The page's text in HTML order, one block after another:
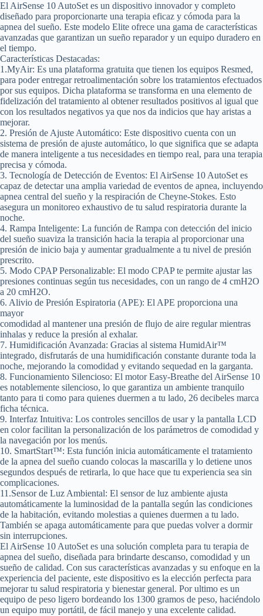
El AirSense 10 AutoSet es un dispositivo innovador y completo
diseñado para proporcionarte una terapia eficaz y cómoda para la
apnea del sueño. Este modelo Elite ofrece una gama de características
avanzadas que garantizan un sueño reparador y un equipo duradero en
el tiempo.
Características Destacadas:
1.MyAir: Es una plataforma gratuita que tienen los equipos Resmed,
para poder entregar retroalimentación sobre los tratamientos efectuados
por sus equipos. Dicha plataforma se transforma en una elemento de
fidelización del tratamiento al obtener resultados positivos al igual que
con los resultados negativos ya que nos da indicios que hay aristas a
mejorar.
2. Presión de Ajuste Automático: Este dispositivo cuenta con un
sistema de presión de ajuste automático, lo que significa que se adapta
de manera inteligente a tus necesidades en tiempo real, para una terapia
precisa y cómoda.
3. Tecnología de Detección de Eventos: El AirSense 10 AutoSet es
capaz de detectar una amplia variedad de eventos de apnea, incluyendo
apnea central del sueño y la respiración de Cheyne-Stokes. Esto
asegura un monitoreo exhaustivo de tu salud respiratoria durante la
noche.
4. Rampa Inteligente: La función de Rampa con detección del inicio
del sueño suaviza la transición hacia la terapia al proporcionar una
presión de inicio baja y aumentar gradualmente a tu nivel de presión
prescrito.
5. Modo CPAP Personalizable: El modo CPAP te permite ajustar las
presiones continuas según tus necesidades, con un rango de 4 cmH2O
a 20 cmH2O.
6. Alivio de Presión Espiratoria (APE): El APE proporciona una
mayor
comodidad al mantener una presión de flujo de aire regular mientras
inhalas y reduce la presión al exhalar.
7. Humidificación Avanzada: Gracias al sistema HumidAir™
integrado, disfrutarás de una humidificación constante durante toda la
noche, mejorando la comodidad y evitando sequedad en la garganta.
8. Funcionamiento Silencioso: El motor Easy-Breathe del AirSense 10
es notablemente silencioso, lo que garantiza un ambiente tranquilo
tanto para ti como para quienes duermen a tu lado, 26 decibeles marca
ficha técnica.
9. Interfaz Intuitiva: Los controles sencillos de usar y la pantalla LCD
en color facilitan la personalización de los parámetros de comodidad y
la navegación por los menús.
10. SmartStart™: Esta función inicia automáticamente el tratamiento
de la apnea del sueño cuando colocas la mascarilla y lo detiene unos
segundos después de retirarla, lo que hace que tu experiencia sea sin
complicaciones.
11.Sensor de Luz Ambiental: El sensor de luz ambiente ajusta
automáticamente la luminosidad de la pantalla según las condiciones
de la habitación, evitando molestias a quienes duermen a tu lado.
También se apaga automáticamente para que puedas volver a dormir
sin interrupciones.
El AirSense 10 AutoSet es una solución completa para tu terapia de
apnea del sueño, diseñada para brindarte descanso, comodidad y un
sueño de calidad. Con sus características avanzadas y su enfoque en la
experiencia del paciente, este dispositivo es la elección perfecta para
mejorar tu salud respiratoria y bienestar general. Por ultimo es un
equipo de peso ligero bordeando los 1300 gramos de peso, haciéndolo
un equipo muy portátil, de fácil manejo y una excelente calidad.